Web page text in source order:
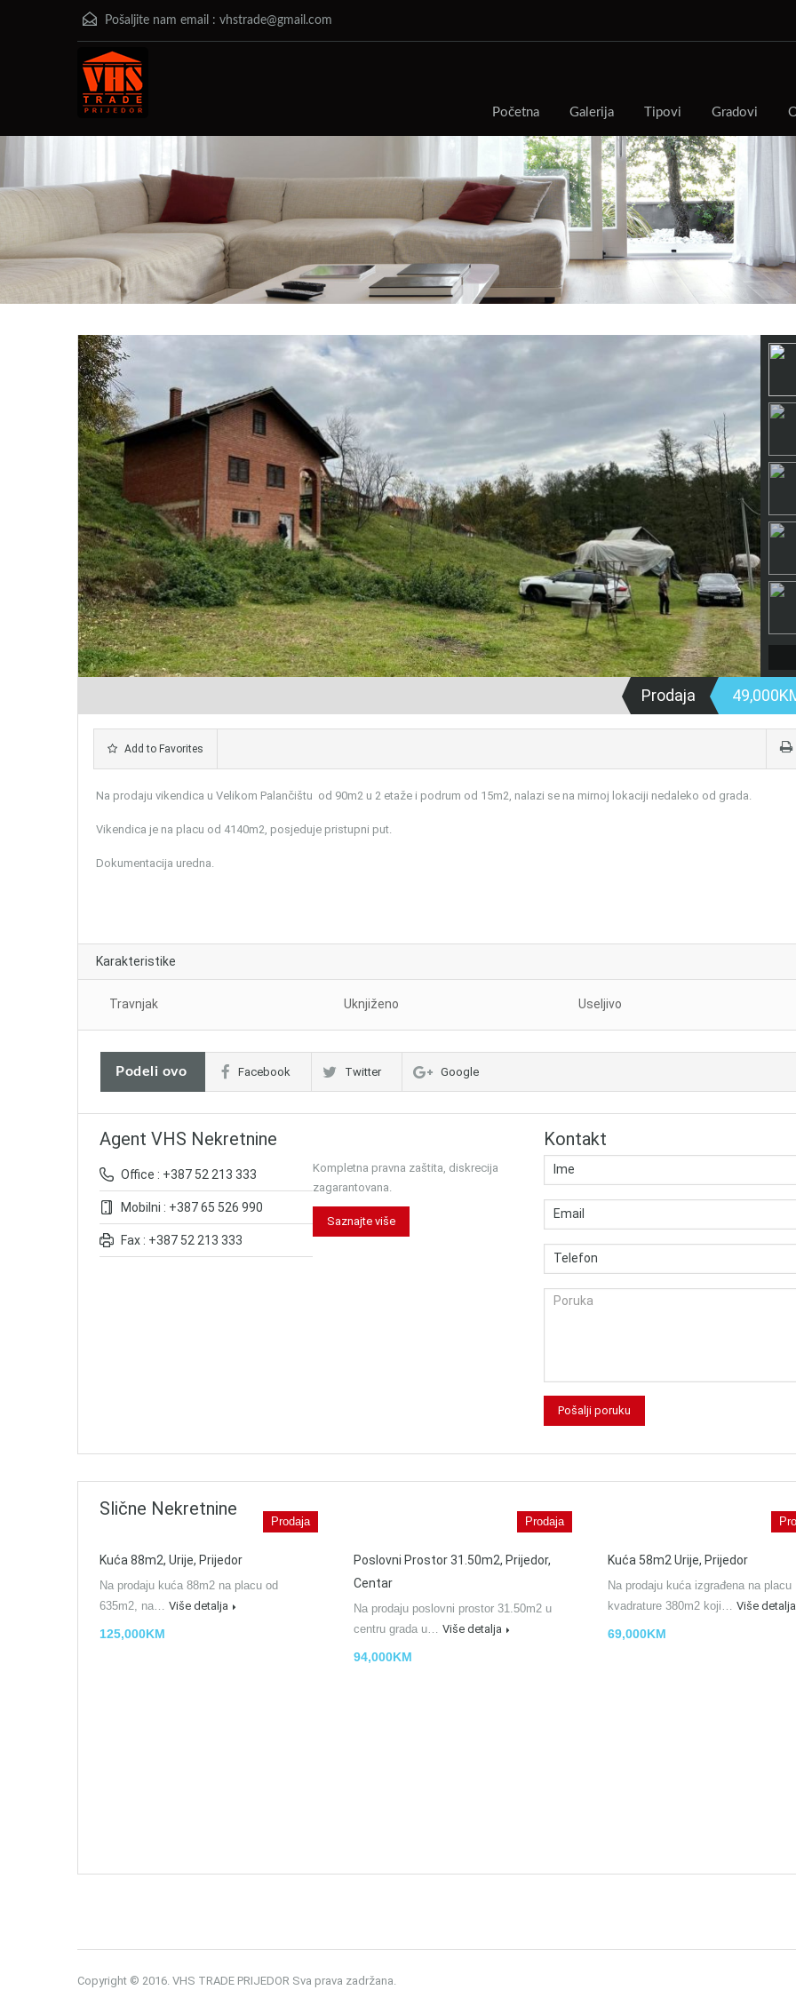
Pošaljite nam email : vhstrade@gmail.com
Početna Galerija Tipovi Gradovi
Prodaja
Add to Favorites
Na prodaju vikendica u Velikom Palančištu od 90m2 u 2 etaže i podrum od 15m2, nalazi se na mirnoj lokaciji nedaleko od grada.
Vikendica je na placu od 4140m2, posjeduje pristupni put.
Dokumentacija uredna.
Karakteristike
Travnjak Uknjiženo Useljivo
Podeli ovo Facebook Twitter Google
Agent VHS Nekretnine
Office : +387 52 213 333
Mobilni : +387 65 526 990
Fax : +387 52 213 333
Kompletna pravna zaštita, diskrecija
zagarantovana.
Saznajte više
Kontakt
Slične Nekretnine
Prodaja
Kuća 88m2, Urije, Prijedor
Na prodaju kuća 88m2 na placu od
635m2, na… Više detalja
125,000KM
Prodaja
Poslovni Prostor 31.50m2, Prijedor,
Centar
Na prodaju poslovni prostor 31.50m2 u
centru grada u… Više detalja
94,000KM
Kuća 58m2 Urije, Prijedor
Na prodaju kuća izgrađena na placu
kvadrature 380m2 koji… Više detalja
69,000KM
Copyright © 2016. VHS TRADE PRIJEDOR Sva prava zadržana.